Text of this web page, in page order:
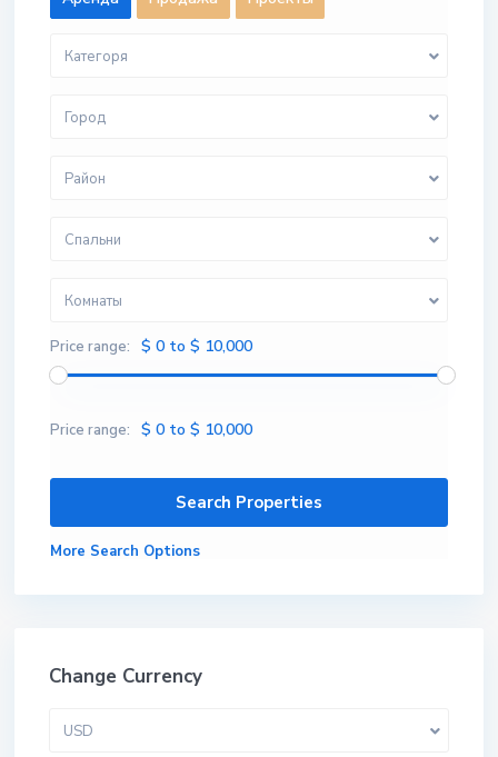
Категоря
Город
Район
Спальни
Комнаты
Price range: $ 0 to $ 10,000
Price range: $ 0 to $ 10,000
More Search Options
Change Currency
USD